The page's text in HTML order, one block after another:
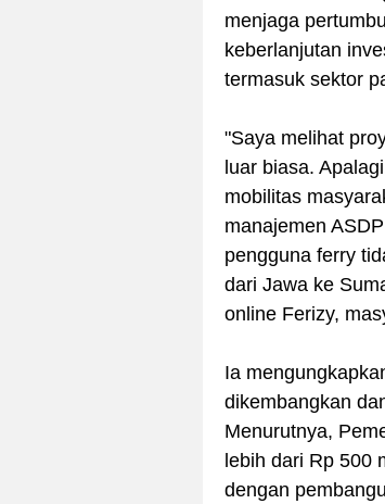
menjaga
keberlanjutan
termasuk sektor
"Saya melihat
luar biasa.
mobilitas
manajemen
pengguna ferry
dari Jawa ke
online Ferizy,
Ia
dikembangkan
Menurutnya,
lebih dari Rp 500
dengan